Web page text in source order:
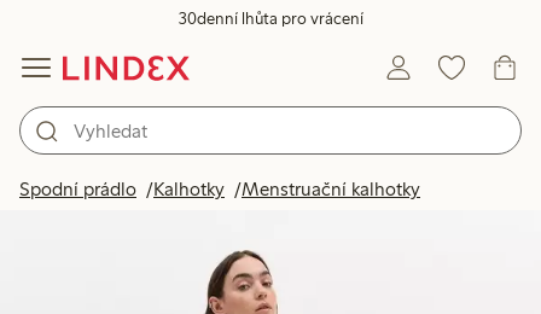
30denní lhůta pro vrácení
Spodní prádlo Kalhotky Menstruační kalhotky